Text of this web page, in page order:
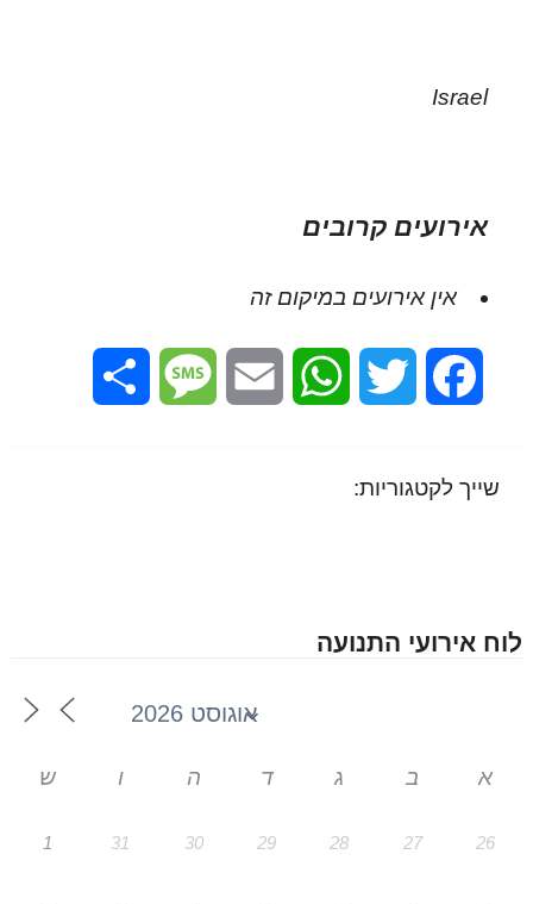
Israel
אירועים קרובים
אין אירועים במיקום זה
Facebook
Twitter
WhatsApp
Email
Message
שייך לקטגוריות:
לוח אירועי התנועה
א ב ג ד ה ו ש
26
27
28
29
30
31
1